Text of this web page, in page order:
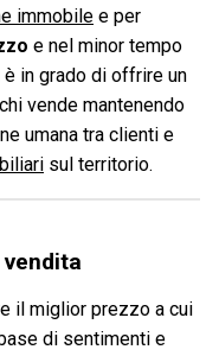
immobile e per
e nel minor tempo
in grado di offrire un
vende mantenendo
umana tra clienti e
sul territorio.
il miglior prezzo a cui
di sentimenti e